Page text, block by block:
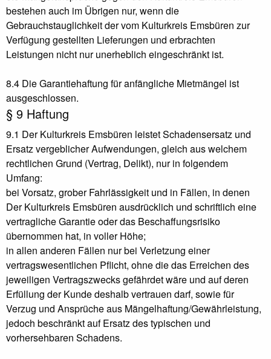
bestehen auch im Übrigen nur, wenn die
Gebrauchstauglichkeit der vom Kulturkreis Emsbüren zur
Verfügung gestellten Lieferungen und erbrachten
Leistungen nicht nur unerheblich eingeschränkt ist.
8.4 Die Garantiehaftung für anfängliche Mietmängel ist
ausgeschlossen.
§ 9 Haftung
9.1 Der Kulturkreis Emsbüren leistet Schadensersatz und
Ersatz vergeblicher Aufwendungen, gleich aus welchem
rechtlichen Grund (Vertrag, Delikt), nur in folgendem
Umfang:
bei Vorsatz, grober Fahrlässigkeit und in Fällen, in denen
Der Kulturkreis Emsbüren ausdrücklich und schriftlich eine
vertragliche Garantie oder das Beschaffungsrisiko
übernommen hat, in voller Höhe;
in allen anderen Fällen nur bei Verletzung einer
vertragswesentlichen Pflicht, ohne die das Erreichen des
jeweiligen Vertragszwecks gefährdet wäre und auf deren
Erfüllung der Kunde deshalb vertrauen darf, sowie für
Verzug und Ansprüche aus Mängelhaftung/Gewährleistung,
jedoch beschränkt auf Ersatz des typischen und
vorhersehbaren Schadens.